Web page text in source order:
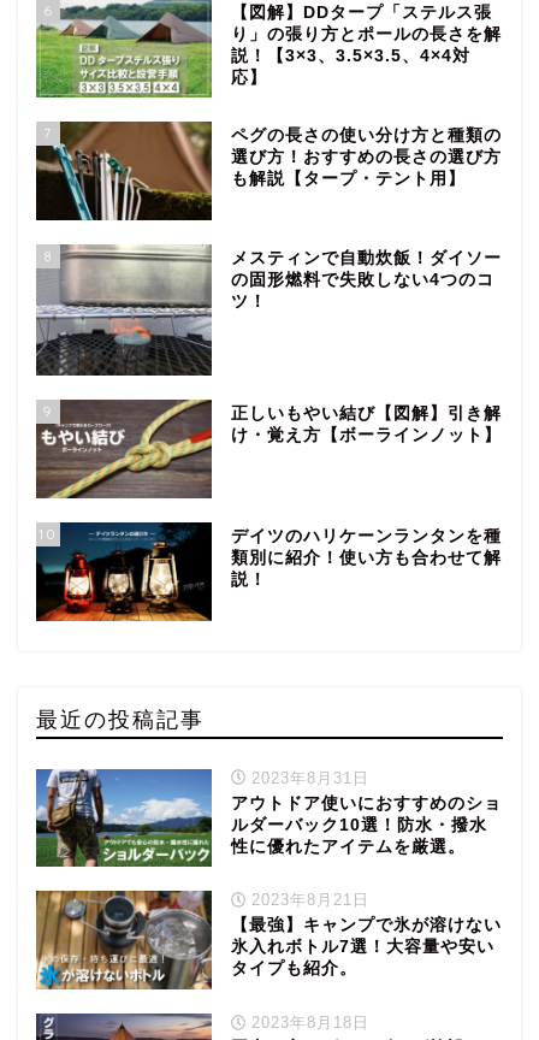
6
【図解】DDタープ「ステルス張
り」の張り方とポールの長さを解
説！【3×3、3.5×3.5、4×4対
応】
7
ペグの長さの使い分け方と種類の
選び方！おすすめの長さの選び方
も解説【タープ・テント用】
8
メスティンで自動炊飯！ダイソー
の固形燃料で失敗しない4つのコ
ツ！
9
正しいもやい結び【図解】引き解
け・覚え方【ボーラインノット】
10
デイツのハリケーンランタンを種
類別に紹介！使い方も合わせて解
説！
最近の投稿記事
2023年8月31日
アウトドア使いにおすすめのショ
ルダーバック10選！防水・撥水
性に優れたアイテムを厳選。
2023年8月21日
【最強】キャンプで氷が溶けない
氷入れボトル7選！大容量や安い
タイプも紹介。
2023年8月18日